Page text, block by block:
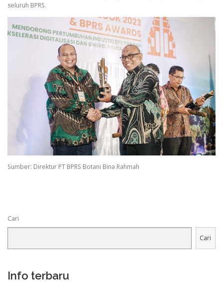
seluruh BPRS.
Sumber: Direktur PT BPRS Botani Bina Rahmah
Cari
Cari
Info terbaru